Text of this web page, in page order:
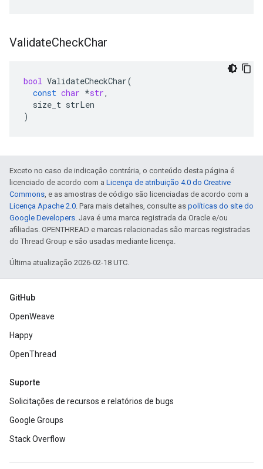
ValidateCheckChar
bool ValidateCheckChar(
const char *str,
size_t strLen
)
Exceto no caso de indicação contrária, o conteúdo desta página é
licenciado de acordo com a Licença de atribuição 4.0 do Creative
Commons, e as amostras de código são licenciadas de acordo com a
Licença Apache 2.0. Para mais detalhes, consulte as políticas do site do
Google Developers. Java é uma marca registrada da Oracle e/ou
afiliadas. OPENTHREAD e marcas relacionadas são marcas registradas
do Thread Group e são usadas mediante licença.
Última atualização 2026-02-18 UTC.
GitHub
OpenWeave
Happy
OpenThread
Suporte
Solicitações de recursos e relatórios de bugs
Google Groups
Stack Overflow